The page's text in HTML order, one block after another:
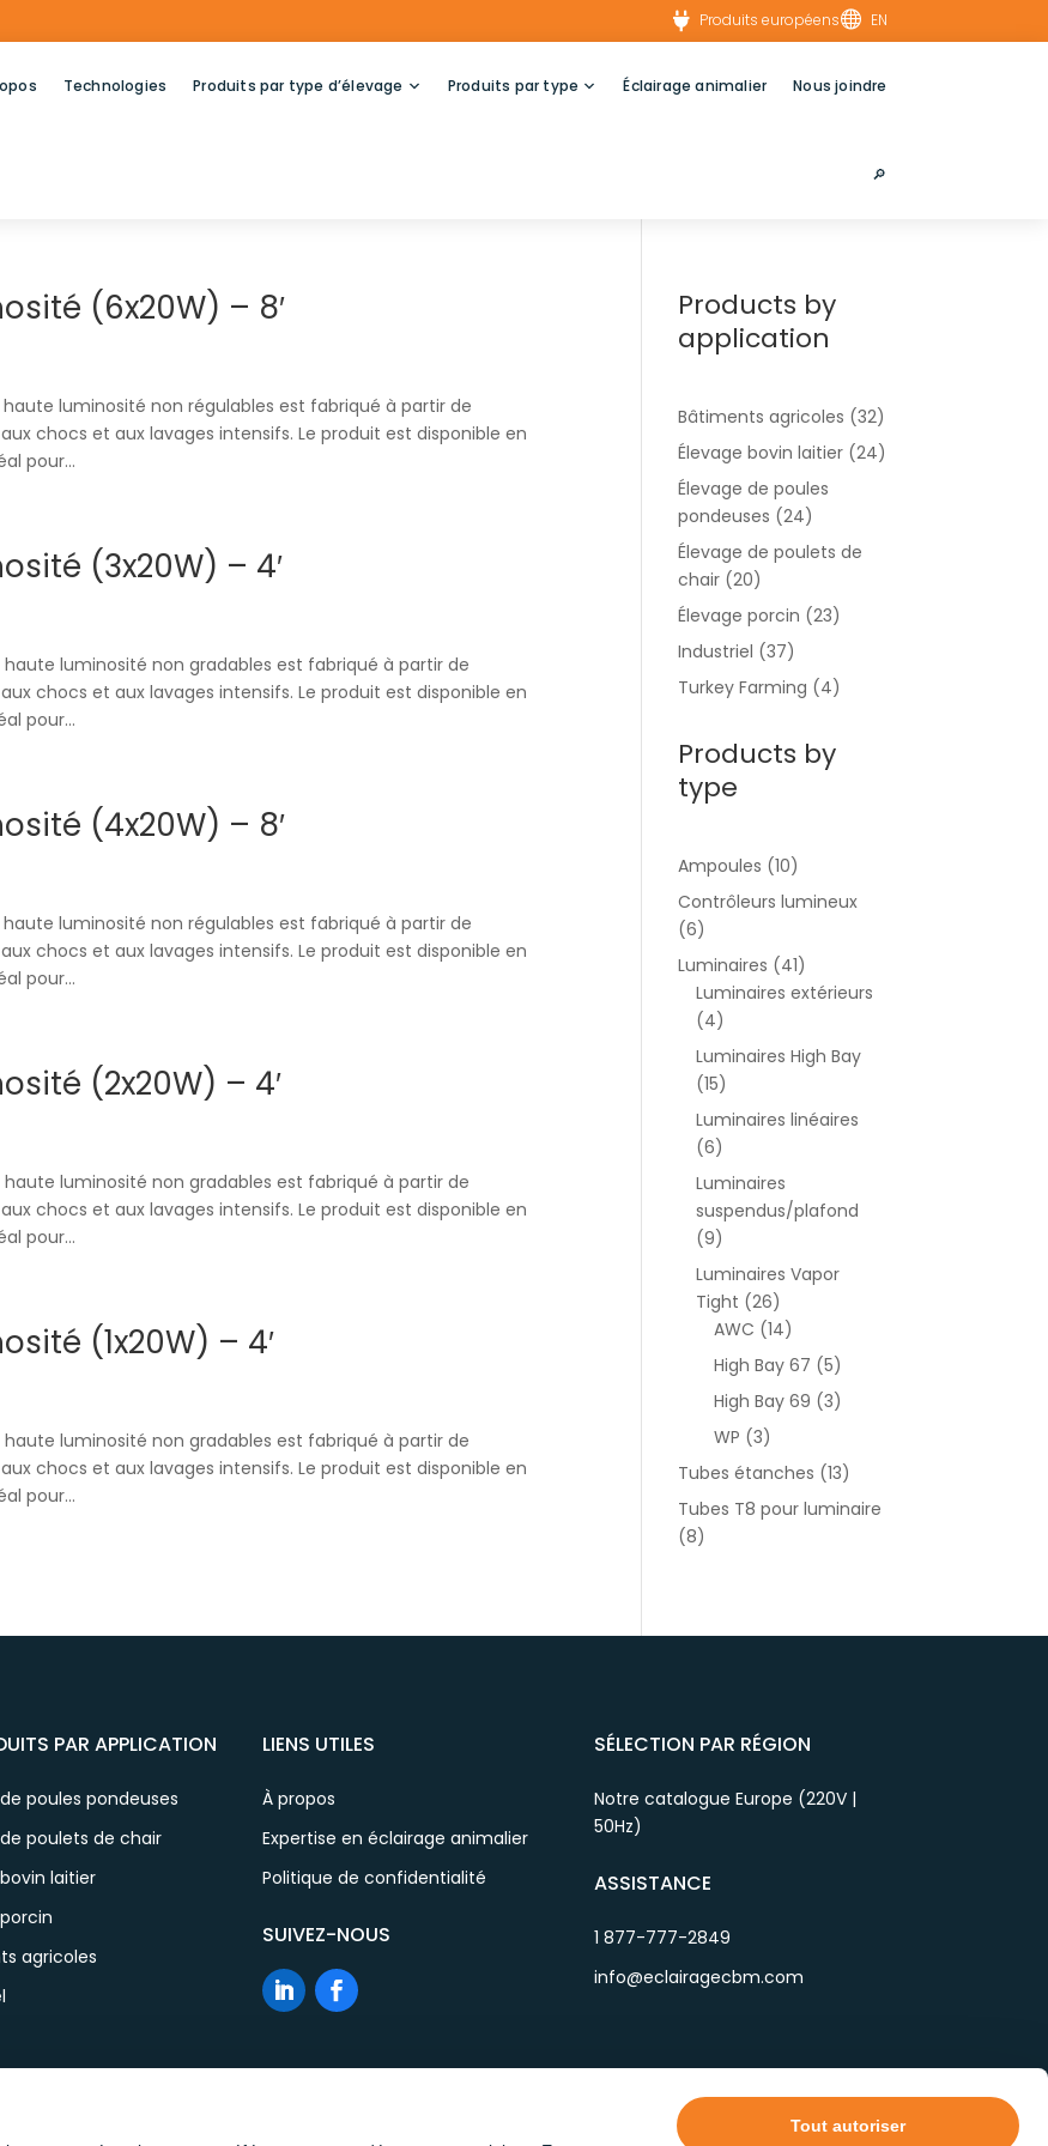
Tout autoriser
 Produits européens EN
Technologies Produits par type d’élevage Produits par type Éclairage animalier Nous joindre
🔎︎
(6x20W) – 8′
luminosité non régulables est fabriqué à partir de
chocs et aux lavages intensifs. Le produit est disponible en
pour...
(3x20W) – 4′
luminosité non gradables est fabriqué à partir de
chocs et aux lavages intensifs. Le produit est disponible en
pour...
(4x20W) – 8′
luminosité non régulables est fabriqué à partir de
chocs et aux lavages intensifs. Le produit est disponible en
pour...
(2x20W) – 4′
luminosité non gradables est fabriqué à partir de
chocs et aux lavages intensifs. Le produit est disponible en
pour...
(1x20W) – 4′
luminosité non gradables est fabriqué à partir de
chocs et aux lavages intensifs. Le produit est disponible en
pour...
Products by
application
Bâtiments agricoles (32)
Élevage bovin laitier (24)
Élevage de poules
pondeuses (24)
Élevage de poulets de
chair (20)
Élevage porcin (23)
Industriel (37)
Turkey Farming (4)
Products by
type
Ampoules (10)
Contrôleurs lumineux
(6)
Luminaires (41)
Luminaires extérieurs
(4)
Luminaires High Bay
(15)
Luminaires linéaires
(6)
Luminaires
suspendus/plafond
(9)
Luminaires Vapor
Tight (26)
AWC (14)
High Bay 67 (5)
High Bay 69 (3)
WP (3)
Tubes étanches (13)
Tubes T8 pour luminaire
(8)
PAR APPLICATION
poules pondeuses
poulets de chair
laitier
agricoles
LIENS UTILES
À propos
Expertise en éclairage animalier
Politique de confidentialité
SUIVEZ-NOUS
SÉLECTION PAR RÉGION
Notre catalogue Europe (220V |
50Hz)
ASSISTANCE
1 877-777-2849
info@eclairagecbm.com